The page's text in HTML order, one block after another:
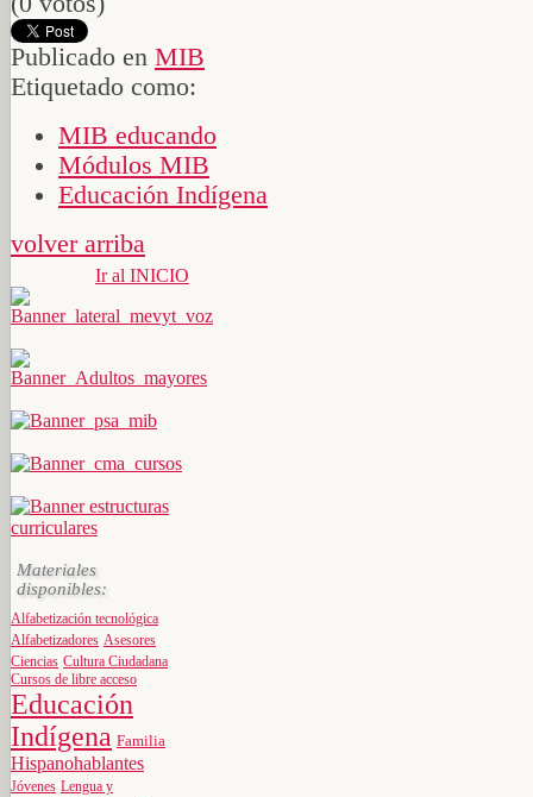
Publicado en MIB
Etiquetado como:
MIB educando
Módulos MIB
Educación Indígena
volver arriba
Ir al INICIO
Materiales
disponibles:
Alfabetización tecnológica
Alfabetizadores Asesores
Ciencias Cultura Ciudadana
Cursos de libre acceso
Educación
Indígena Familia
Hispanohablantes
Jóvenes Lengua y